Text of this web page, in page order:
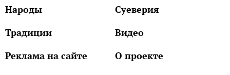
Народы
Суеверия
Традиции
Видео
Реклама на сайте
О проекте